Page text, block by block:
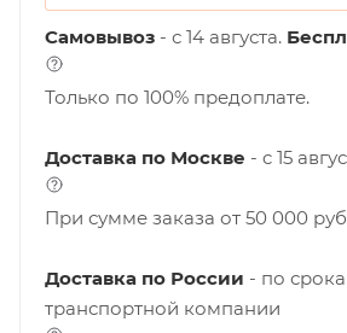
Самовывоз - с 14 августа.
Только по 100% предоплате.
Доставка по Москве - c 15
При сумме заказа от 50 000
Доставка по России - по
транспортной компании